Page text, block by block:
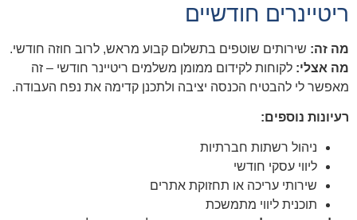
ריטיינרים חודשיים
מה זה: שירותים שוטפים בתשלום קבוע מראש, לרוב חוזה חודשי.
מה אצלי: לקוחות לקידום ממומן משלמים ריטיינר חודשי – זה
מאפשר לי להבטיח הכנסה יציבה ולתכנן קדימה את נפח העבודה.
רעיונות נוספים:
ניהול רשתות חברתיות
ליווי עסקי חודשי
שירותי עריכה או תחזוקת אתרים
תוכנית ליווי מתמשכת